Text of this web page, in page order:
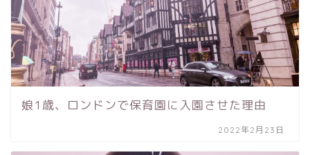
娘1歳、ロンドンで保育園に入園させた理由
2022年2月23日